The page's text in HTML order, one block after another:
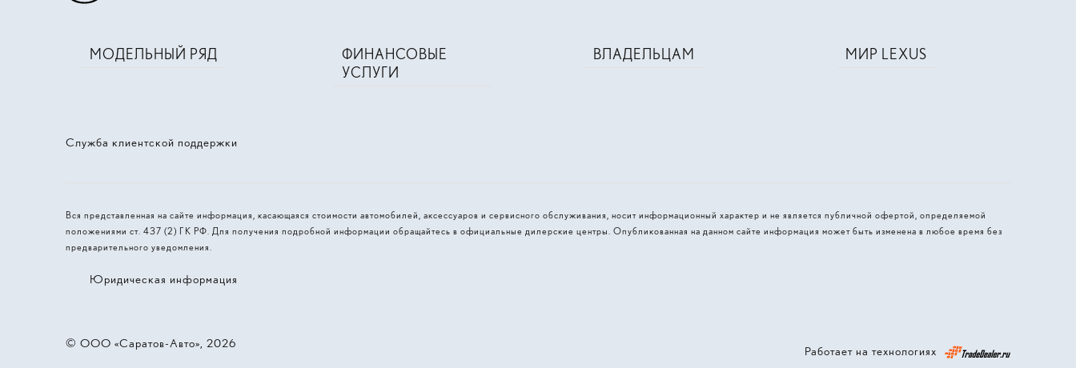
Служба клиентской поддержки
МОДЕЛЬНЫЙ РЯД
ФИНАНСОВЫЕ
УСЛУГИ
ВЛАДЕЛЬЦАМ МИР LEXUS
Вся представленная на сайте информация, касающаяся стоимости автомобилей, аксессуаров и сервисного обслуживания, носит информационный характер и не является публичной офертой, определяемой
положениями ст. 437 (2) ГК РФ. Для получения подробной информации обращайтесь в официальные дилерские центры. Опубликованная на данном сайте информация может быть изменена в любое время без
предварительного уведомления.
© 2026, ООО «‎Саратов-Авто»
Юридическая информация
Работает на технологиях